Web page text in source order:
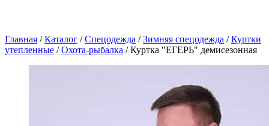
Главная / Каталог / Спецодежда / Зимняя спецодежда / Куртки
утепленные / Охота-рыбалка / Куртка "ЕГЕРЬ" демисезонная